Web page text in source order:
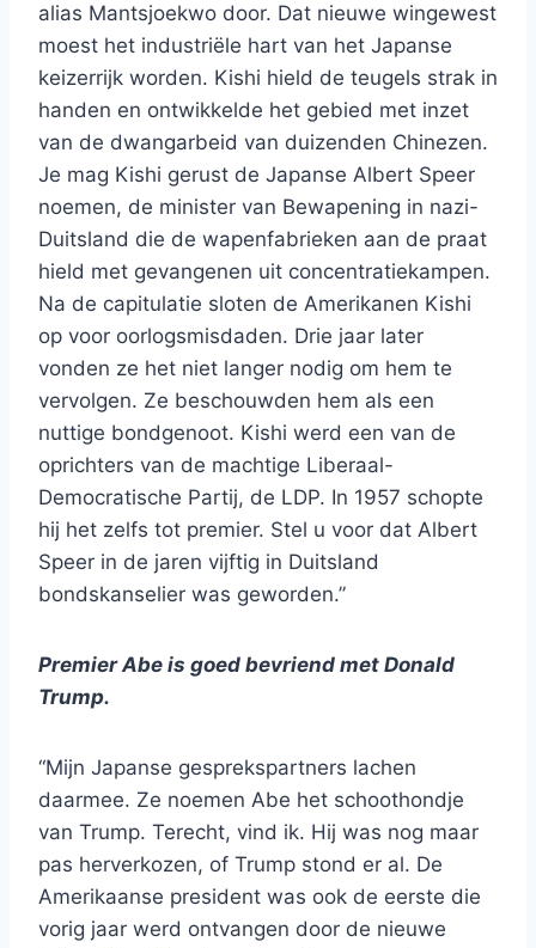
alias Mantsjoekwo door. Dat nieuwe wingewest
moest het industriële hart van het Japanse
keizerrijk worden. Kishi hield de teugels strak in
handen en ontwikkelde het gebied met inzet
van de dwangarbeid van duizenden Chinezen.
Je mag Kishi gerust de Japanse Albert Speer
noemen, de minister van Bewapening in nazi-
Duitsland die de wapenfabrieken aan de praat
hield met gevangenen uit concentratiekampen.
Na de capitulatie sloten de Amerikanen Kishi
op voor oorlogsmisdaden. Drie jaar later
vonden ze het niet langer nodig om hem te
vervolgen. Ze beschouwden hem als een
nuttige bondgenoot. Kishi werd een van de
oprichters van de machtige Liberaal-
Democratische Partij, de LDP. In 1957 schopte
hij het zelfs tot premier. Stel u voor dat Albert
Speer in de jaren vijftig in Duitsland
bondskanselier was geworden.”
Premier Abe is goed bevriend met Donald
Trump.
“Mijn Japanse gesprekspartners lachen
daarmee. Ze noemen Abe het schoothondje
van Trump. Terecht, vind ik. Hij was nog maar
pas herverkozen, of Trump stond er al. De
Amerikaanse president was ook de eerste die
vorig jaar werd ontvangen door de nieuwe